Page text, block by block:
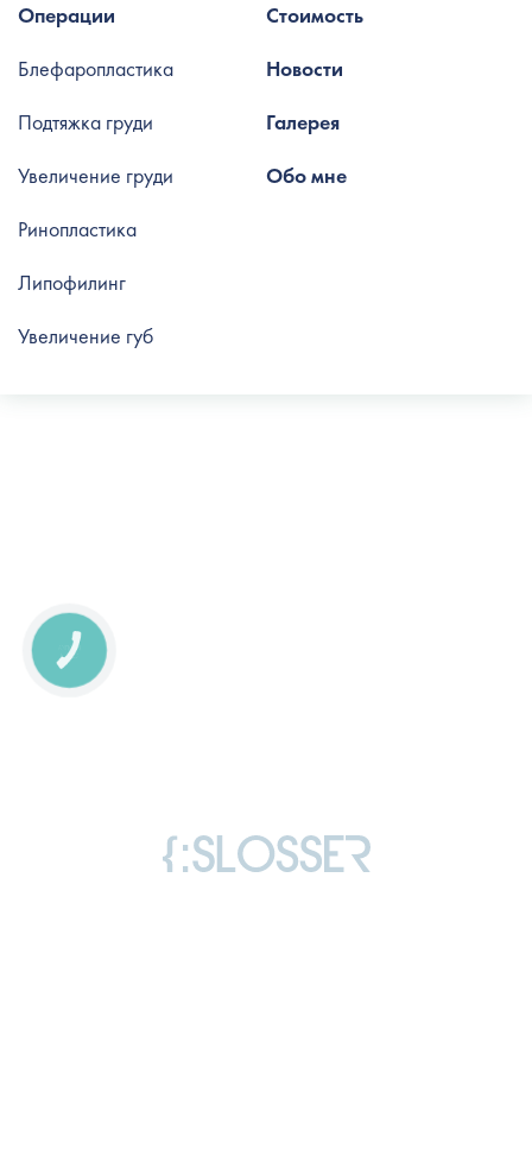
Стоимость
Новости
Галерея
Обо мне
Операции
Блефаропластика
Подтяжка груди
Увеличение груди
Ринопластика
Липофилинг
Увеличение губ
КНОПКА
СВЯЗИ